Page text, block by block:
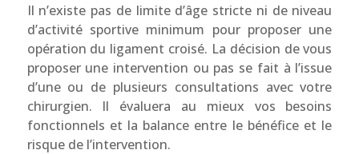
Il n’existe pas de limite d’âge stricte ni de niveau
d’activité sportive minimum pour proposer une
opération du ligament croisé. La décision de vous
proposer une intervention ou pas se fait à l’issue
d’une ou de plusieurs consultations avec votre
chirurgien. Il évaluera au mieux vos besoins
fonctionnels et la balance entre le bénéfice et le
risque de l’intervention.